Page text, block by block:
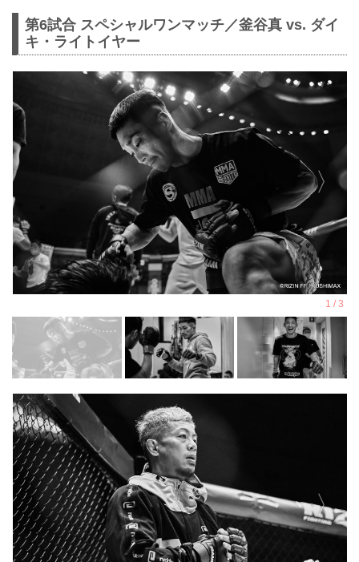
第6試合 スペシャルワンマッチ／釜谷真 vs. ダイ
キ・ライトイヤー